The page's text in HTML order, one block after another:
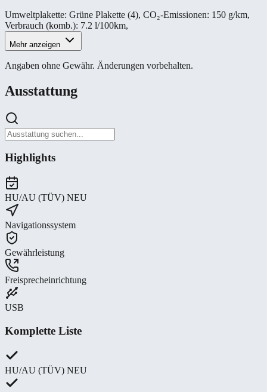
Umweltplakette: Grüne Plakette (4), CO₂-Emissionen: 150 g/km,
Verbrauch (komb.): 7.2 l/100km,
Mehr anzeigen
Angaben ohne Gewähr. Änderungen vorbehalten.
Ausstattung
Highlights
HU/AU (TÜV) NEU
Navigationssystem
Gewährleistung
Freisprecheinrichtung
USB
Komplette Liste
HU/AU (TÜV) NEU